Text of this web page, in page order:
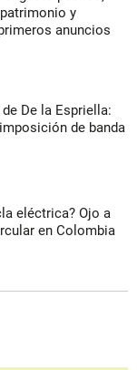
y
anuncios
De la Espriella:
de banda
eléctrica? Ojo a
en Colombia